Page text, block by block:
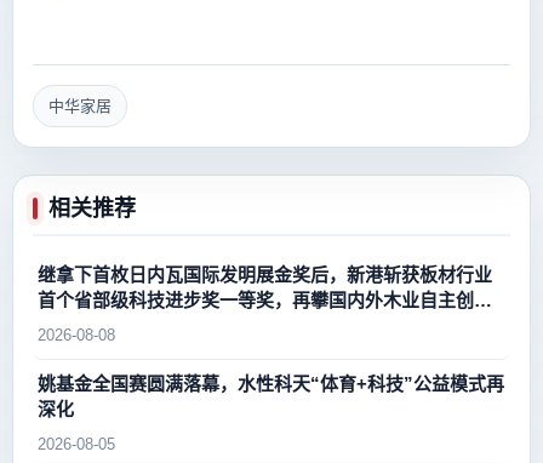
中华家居
相关推荐
继拿下首枚日内瓦国际发明展金奖后，新港斩获板材行业
首个省部级科技进步奖一等奖，再攀国内外木业自主创新
新高峰
2026-08-08
姚基金全国赛圆满落幕，水性科天“体育+科技”公益模式再
深化
2026-08-05